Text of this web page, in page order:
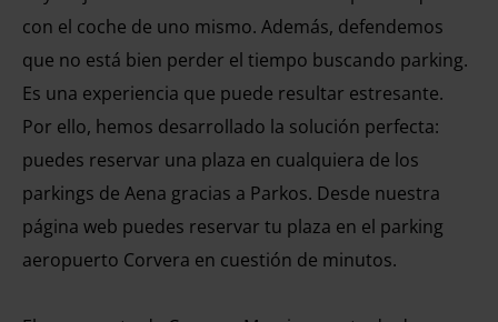
con el coche de uno mismo. Además, defendemos
que no está bien perder el tiempo buscando parking.
Es una experiencia que puede resultar estresante.
Por ello, hemos desarrollado la solución perfecta:
puedes reservar una plaza en cualquiera de los
parkings de Aena gracias a Parkos. Desde nuestra
página web puedes reservar tu plaza en el parking
aeropuerto Corvera en cuestión de minutos.